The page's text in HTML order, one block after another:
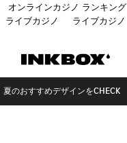
オンラインカジノ ランキング
ライブカジノ
ライブカジノ
夏のおすすめデザインをCHECK